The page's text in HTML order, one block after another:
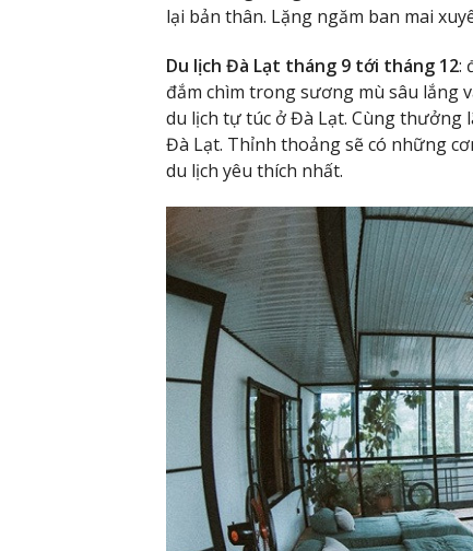
lại bản thân. Lặng ngăm ban mai
Du lịch Đà Lạt tháng 9 tới tháng 12:
đắm chìm trong sương mù sâu lắng
du lịch tự túc ở Đà Lạt. Cùng thưởng
Đà Lạt. Thỉnh thoảng sẽ có những
du lịch yêu thích nhất.